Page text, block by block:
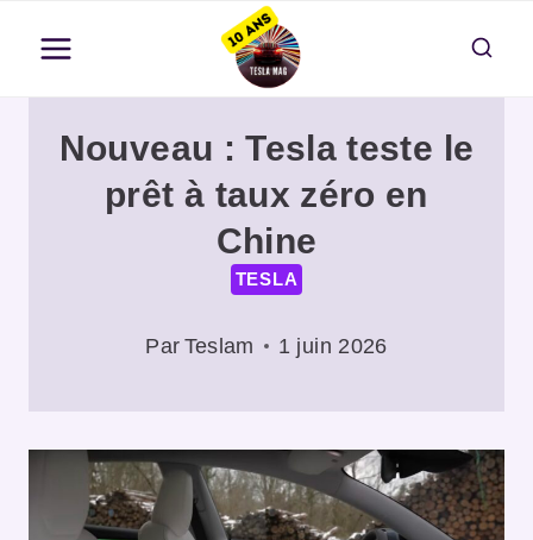
contenu
Nouveau : Tesla teste le
prêt à taux zéro en
Chine
TESLA
Par Teslam 1 juin 2026